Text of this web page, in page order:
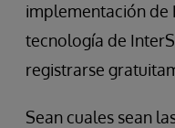
implementación de
tecnología de
registrarse
Sean cuales sean